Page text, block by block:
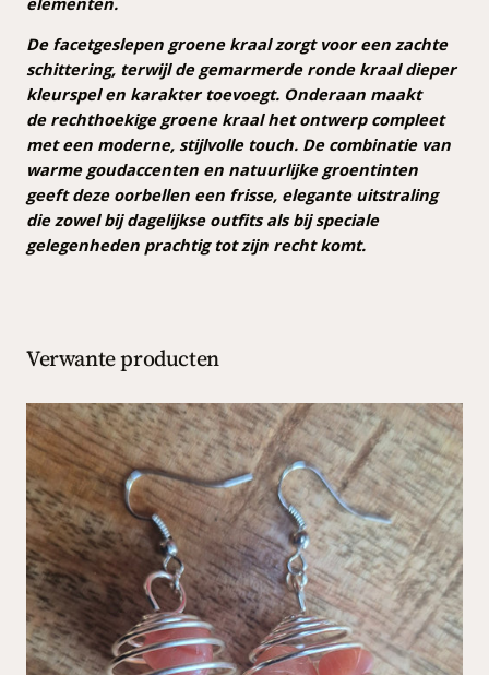
lDe facetgeslepen groene kraal zorgt voor een zachte
schittering, terwijl de gemarmerde ronde kraal dieper
kleurspel en karakter toevoegt. Onderaan maakt
de rechthoekige groene kraal het ontwerp compleet
met een moderne, stijlvolle touch. De combinatie van
warme goudaccenten en natuurlijke groentinten
geeft deze oorbellen een frisse, elegante uitstraling
die zowel bij dagelijkse outfits als bij speciale
gelegenheden prachtig tot zijn recht komt.
Verwante producten